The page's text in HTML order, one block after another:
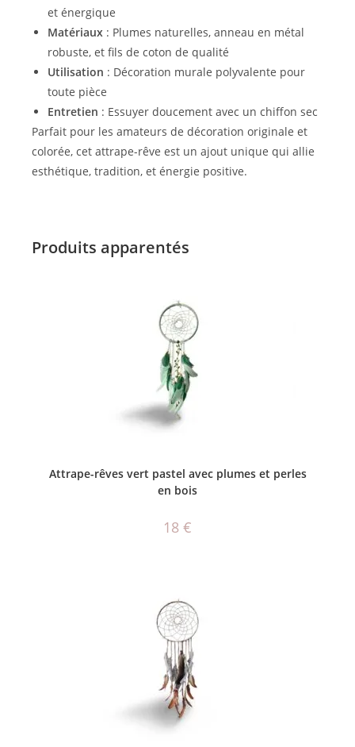
et énergique
Matériaux : Plumes naturelles, anneau en métal
robuste, et fils de coton de qualité
Utilisation : Décoration murale polyvalente pour
toute pièce
Entretien : Essuyer doucement avec un chiffon sec
Parfait pour les amateurs de décoration originale et
colorée, cet attrape-rêve est un ajout unique qui allie
esthétique, tradition, et énergie positive.
Produits apparentés
Attrape-rêves vert pastel avec plumes et perles
en bois
18 €